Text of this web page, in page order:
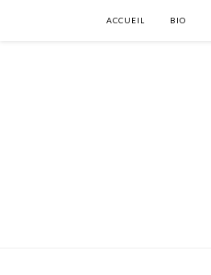
ACCUEIL BIO